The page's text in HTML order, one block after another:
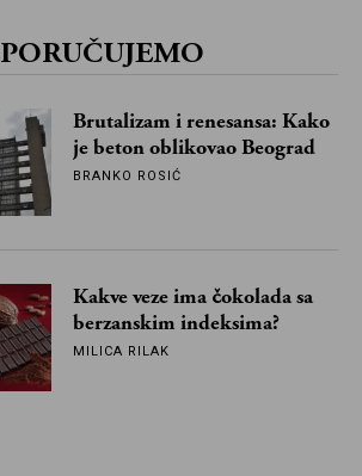
Brutalizam i renesansa: Kako
je beton oblikovao Beograd
BRANKO ROSIĆ
Kakve veze ima čokolada sa
berzanskim indeksima?
MILICA RILAK